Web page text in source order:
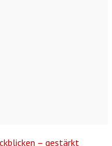
– gestärkt